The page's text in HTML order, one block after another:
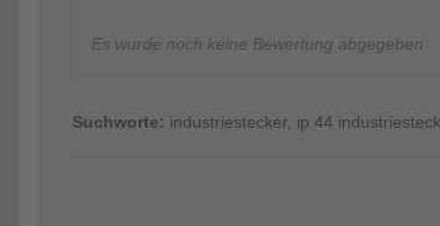
Es wurde noch keine Bewertung abgegeben
Suchworte: industriestecker ip 44